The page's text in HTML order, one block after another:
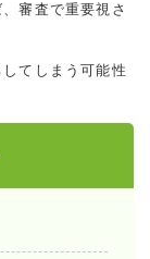
審査で重要視さ
てしまう可能性